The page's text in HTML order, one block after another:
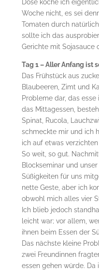
Dose koche ich
Woche nicht, es sei
Tomaten durch
sollte ich das
Gerichte mit Sojasauce
Tag 1 – Aller Anfang ist
Das Frühstück aus
Blaubeeren, Zimt und
Probleme dar, das
das Mittagessen,
Spinat, Rucola,
schmeckte mir und ich
ich auf etwas
So weit, so gut.
Blockseminar und
Süßigkeiten für uns
nette Geste, aber ich
obwohl mich alles vier
Ich blieb jedoch
leicht war; vor allem,
ihnen beim Essen der
Das nächste kleine
zwei Freundinnen
essen gehen würde. Da